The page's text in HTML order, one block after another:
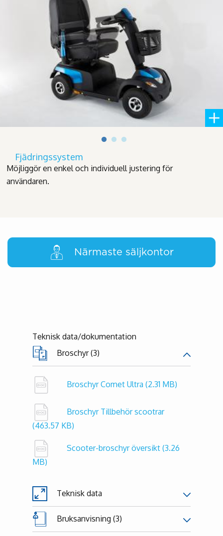
Fjädringssystem
Möjliggör en enkel och individuell justering för
användaren.
Närmaste säljkontor
Teknisk data/dokumentation
Broschyr (3)
Broschyr Comet Ultra (2.31 MB)
Broschyr Tillbehör scootrar
(463.57 KB)
Scooter-broschyr översikt (3.26
MB)
Teknisk data
Bruksanvisning (3)